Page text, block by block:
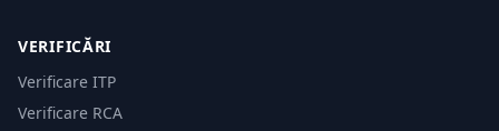
VERIFICĂRI
Verificare ITP
Verificare RCA